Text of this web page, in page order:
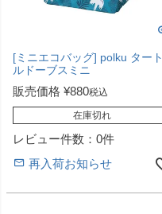
[ミニエコバッグ] polku タート
ルドーブスミニ
販売価格 ¥880税込
在庫切れ
レビュー件数：0件
再入荷お知らせ